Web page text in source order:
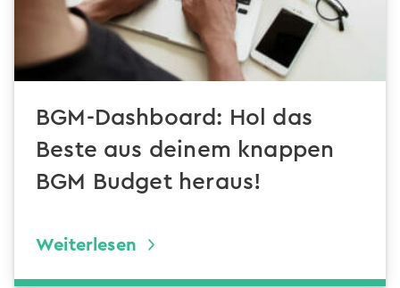
BGM-Dashboard: Hol das
Beste aus deinem knappen
BGM Budget heraus!
Weiterlesen